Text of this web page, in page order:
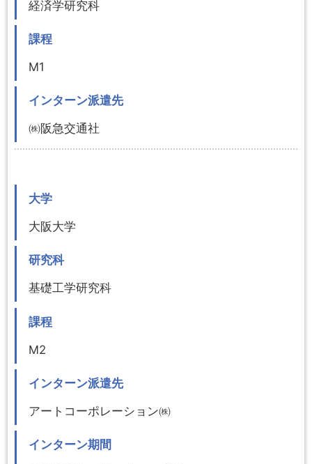
経済学研究科
課程
M1
インターン派遣先
㈱阪急交通社
大学
大阪大学
研究科
基礎工学研究科
課程
M2
インターン派遣先
アートコーポレーション㈱
インターン期間